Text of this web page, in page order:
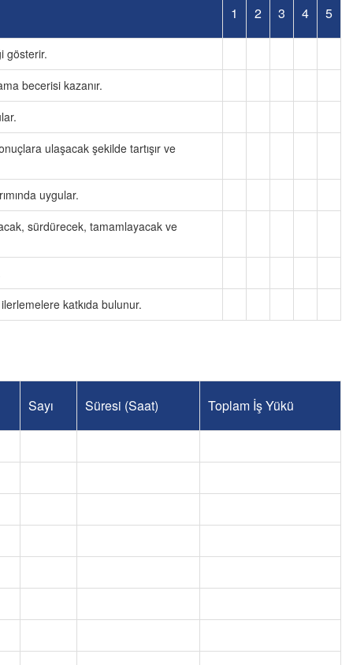
1 2 3 4 5
gösterir.
becerisi kazanır.
ulaşacak şekilde tartışır ve
uygular.
sürdürecek, tamamlayacak ve
katkıda bulunur.
Sayı Süresi (Saat) Toplam İş Yükü